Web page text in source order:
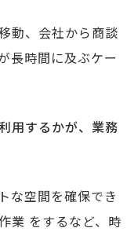
動、会社から商談
長時間に及ぶケー
用するかが、業務
な空間を確保でき
業 をするなど、時